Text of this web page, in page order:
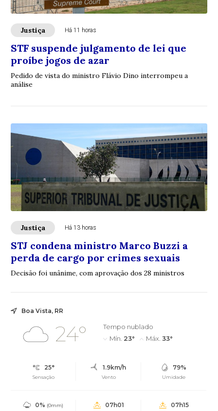
Justiça Há 11 horas
STF suspende julgamento de lei que
proíbe jogos de azar
Pedido de vista do ministro Flávio Dino interrompeu a
análise
Justiça Há 13 horas
STJ condena ministro Marco Buzzi a
perda de cargo por crimes sexuais
Decisão foi unânime, com aprovação dos 28 ministros
Boa Vista, RR
24°
Tempo nublado
Mín. 23° Máx. 33°
25°
Sensação
1.9km/h
Vento
79%
Umidade
0% (0mm)
07h01 07h15